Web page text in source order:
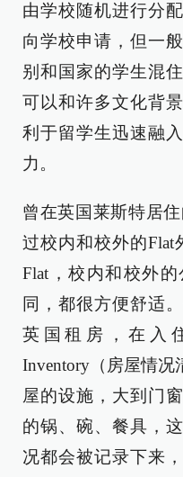
由学校随机进行分
向学校申请，但一
别和国家的学生混
可以和许多文化背
利于留学生迅速融
力。
曾在英国莱斯特居
过校内和校外的Flat
Flat，校内和校外
同，都很方便舒适
英国租房，在入
Inventory（房屋情
屋的设施，大到门
的锅、碗、餐具，
况都会被记录下来